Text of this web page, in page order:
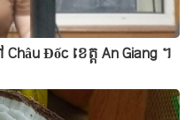
Đốc ខេត្ត An Giang ។